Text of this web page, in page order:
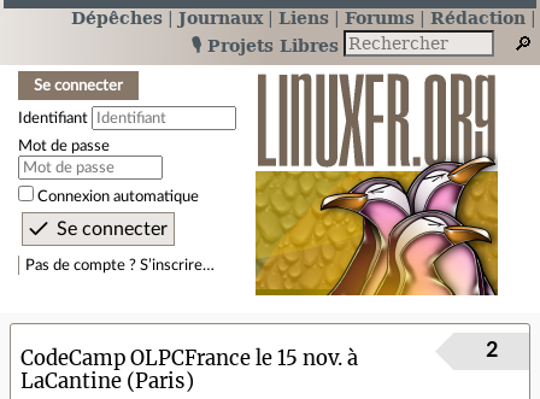
Dépêches Journaux Liens Forums
Rédaction
🎙️ Projets Libres
Se connecter
Identifiant
Mot de passe
Connexion automatique
Pas de compte ? S’inscrire…
CodeCamp OLPCFrance le 15 nov. à
LaCantine (Paris)
2